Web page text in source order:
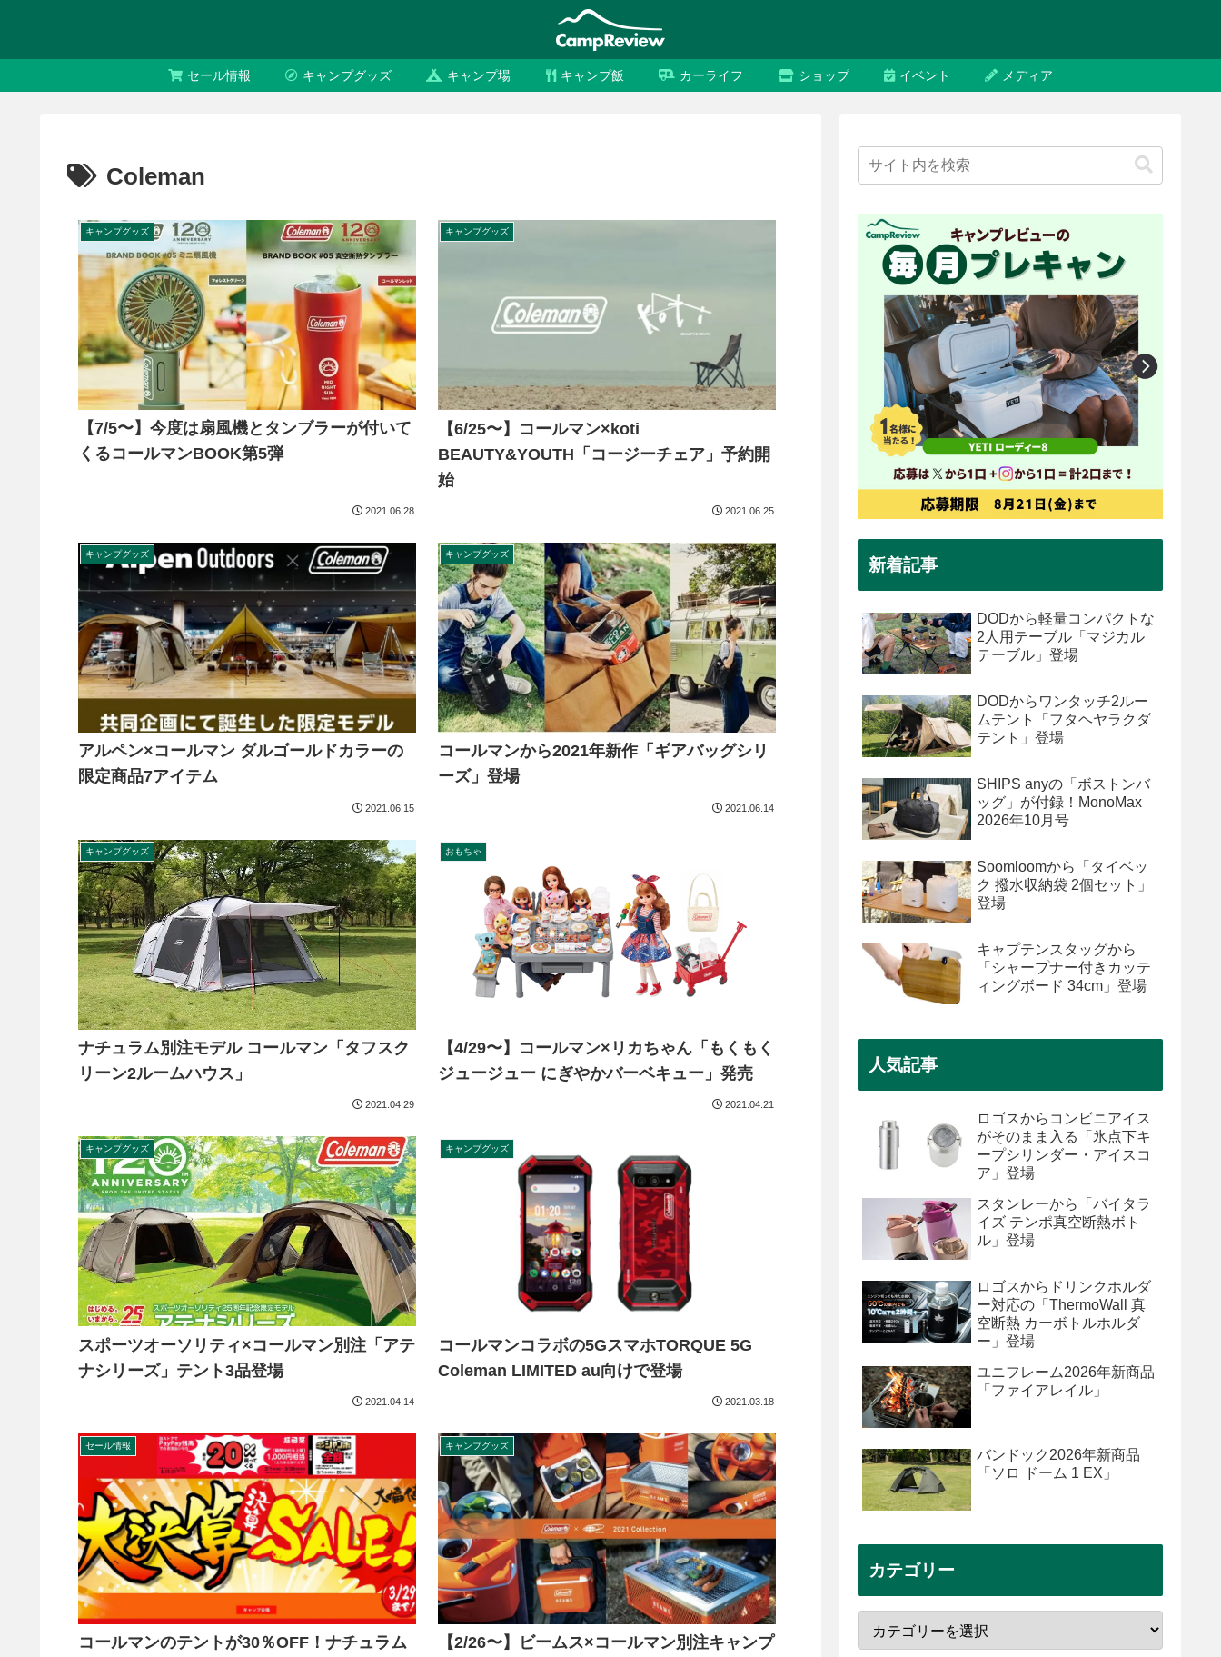
セール情報 キャンプグッズ キャンプ場 キャンプ飯 カーライフ ショップ イベント メディア
Coleman
キャンプグッズ
【7/5〜】今度は扇風機とタンブラーが付いて
くるコールマンBOOK第5弾
2021.06.28
キャンプグッズ
【6/25〜】コールマン×koti
BEAUTY&YOUTH「コージーチェア」予約開
始
2021.06.25
キャンプグッズ
アルペン×コールマン ダルゴールドカラーの
限定商品7アイテム
2021.06.15
キャンプグッズ
コールマンから2021年新作「ギアバッグシリ
ーズ」登場
2021.06.14
キャンプグッズ
ナチュラム別注モデル コールマン「タフスク
リーン2ルームハウス」
2021.04.29
おもちゃ
【4/29〜】コールマン×リカちゃん「もくもく
ジュージュー にぎやかバーベキュー」発売
2021.04.21
キャンプグッズ
スポーツオーソリティ×コールマン別注「アテ
ナシリーズ」テント3品登場
2021.04.14
キャンプグッズ
コールマンコラボの5GスマホTORQUE 5G
Coleman LIMITED au向けで登場
2021.03.18
セール情報
コールマンのテントが30％OFF！ナチュラム
キャンプグッズ
【2/26〜】ビームス×コールマン別注キャンプ
新着記事
DODから軽量コンパクトな
2人用テーブル「マジカル
テーブル」登場
DODからワンタッチ2ルー
ムテント「フタヘヤラクダ
テント」登場
SHIPS anyの「ボストンバ
ッグ」が付録！MonoMax
2026年10月号
Soomloomから「タイベッ
ク 撥水収納袋 2個セット」
登場
キャプテンスタッグから
「シャープナー付きカッテ
ィングボード 34cm」登場
人気記事
ロゴスからコンビニアイス
がそのまま入る「氷点下キ
ープシリンダー・アイスコ
ア」登場
スタンレーから「バイタラ
イズ テンポ真空断熱ボト
ル」登場
ロゴスからドリンクホルダ
ー対応の「ThermoWall 真
空断熱 カーボトルホルダ
ー」登場
ユニフレーム2026年新商品
「ファイアレイル」
バンドック2026年新商品
「ソロ ドーム 1 EX」
カテゴリー